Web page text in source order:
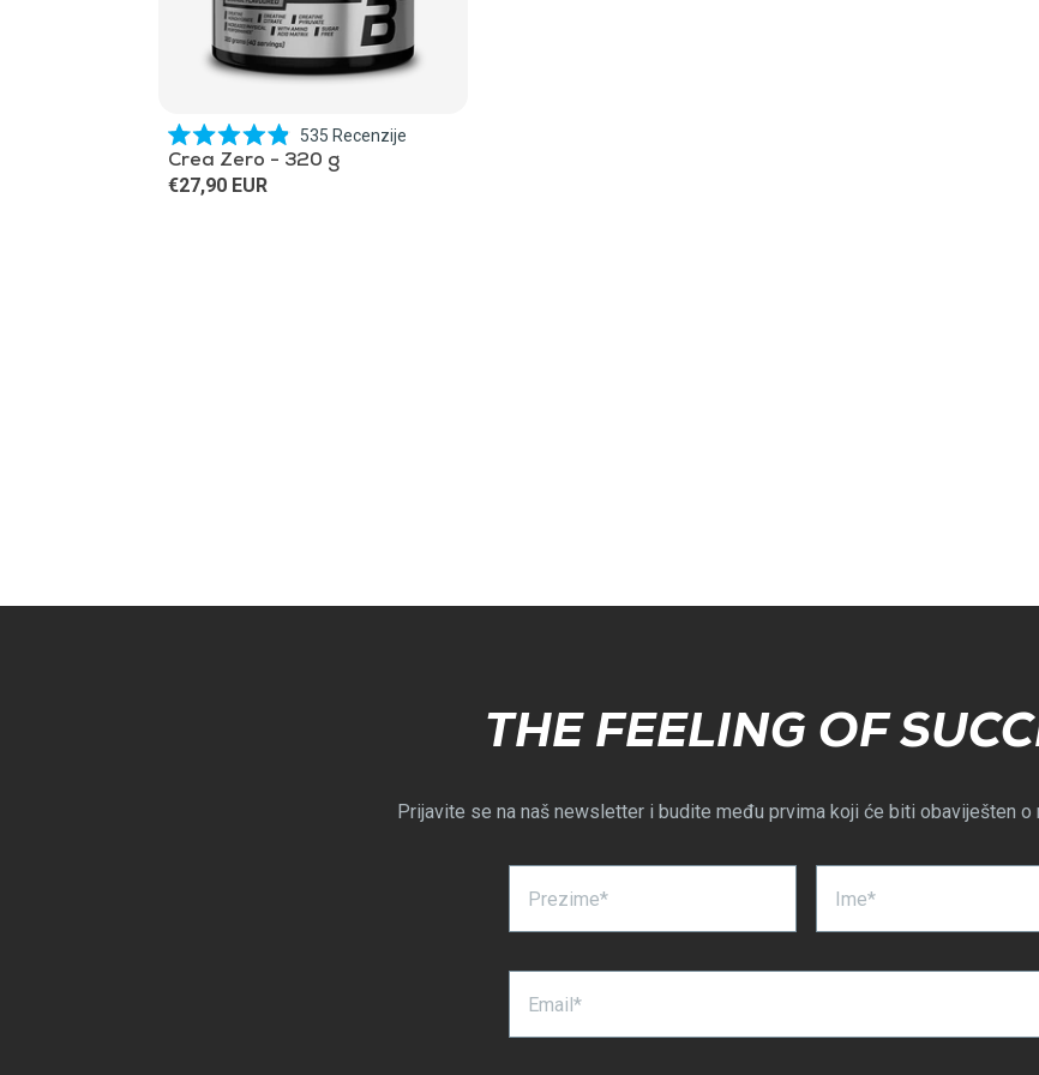
Ocijenjeno
s
4.9
535 Recenzije
Crea Zero - 320 g
€27,90 EUR
THE FEELING OF
Prijavite se na naš newsletter i budite među prvima koji će biti obaviješten o
Prezime* Ime*
Email*